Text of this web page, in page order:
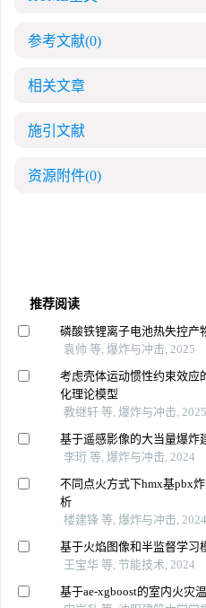
参考文献(0)
相关文章
施引文献
资源附件(0)
推荐阅读
磷酸铁锂离子电池热失控产
袁帅 等, 爆炸与冲击, 2025
考虑壳体运动惯性约束效应
化理论模型
教继轩 等, 爆炸与冲击, 2025
基于遥感影像的大当量爆炸
李珩 等, 爆炸与冲击, 2024
不同点火方式下hmx基pbx
析
楼建锋 等, 爆炸与冲击, 2024
基于火焰图像和半监督学习
王宝华 等, 节能技术, 2024
基于ae-xgboost的室内火灾